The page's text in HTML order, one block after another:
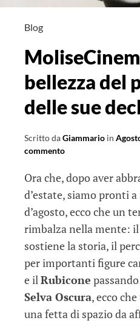
Blog
bellezza del
delle sue
Scritto daGiammario in
commento
Ora che, dopo aver
d’estate, siamo pronti
d’agosto, ecco che un
rimbalza nella mente:
sostiene la storia, il
per importanti figure
e ilRubicone
Selva Oscura, ecco
una fetta di spazio da